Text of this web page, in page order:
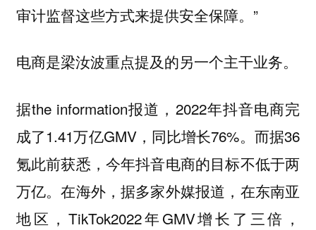
审计监督这些方式来提供安全保障。”
电商是梁汝波重点提及的另一个主干业务。
据the information报道，2022年抖音电商完
成了1.41万亿GMV，同比增长76%。而据36
氪此前获悉，今年抖音电商的目标不低于两
万亿。在海外，据多家外媒报道，在东南亚
地区，TikTok2022年GMV增长了三倍，